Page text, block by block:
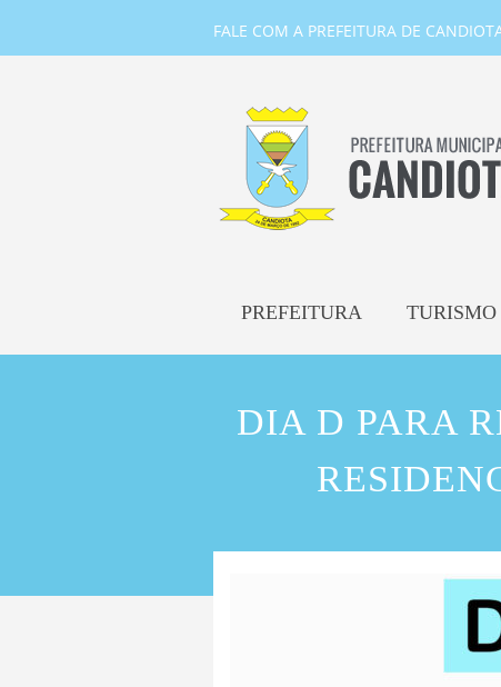
FALE COM A PREFEITURA DE
PREFEITURA TURISMO
DIA D PARA